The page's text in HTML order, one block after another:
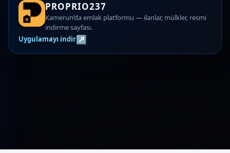
PROPRIO237
Kamerun’da emlak platformu — ilanlar, mülkler, resmi
indirme sayfası.
Uygulamayı indir↗